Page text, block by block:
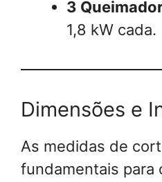
3
1,8 kW cada.
Dimensões e
As medidas de
fundamentais para